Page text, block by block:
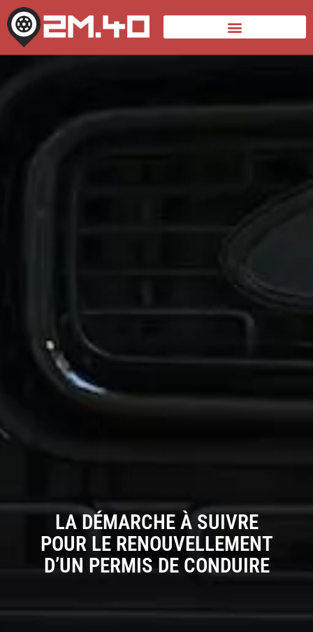
LA DÉMARCHE À SUIVRE
POUR LE RENOUVELLEMENT
D’UN PERMIS DE CONDUIRE